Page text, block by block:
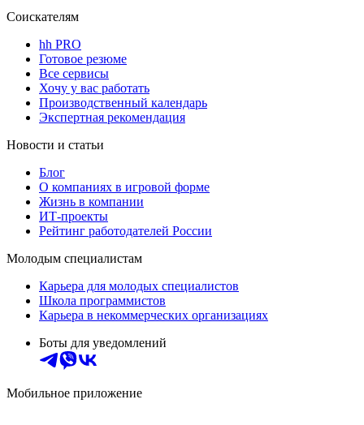
Соискателям
hh PRO
Готовое резюме
Все сервисы
Хочу у вас работать
Производственный календарь
Экспертная рекомендация
Новости и статьи
Блог
О компаниях в игровой форме
Жизнь в компании
ИТ-проекты
Рейтинг работодателей России
Молодым специалистам
Карьера для молодых специалистов
Школа программистов
Карьера в некоммерческих организациях
Боты для уведомлений
Мобильное приложение